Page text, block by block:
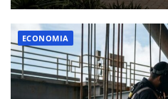
ECONOMIA